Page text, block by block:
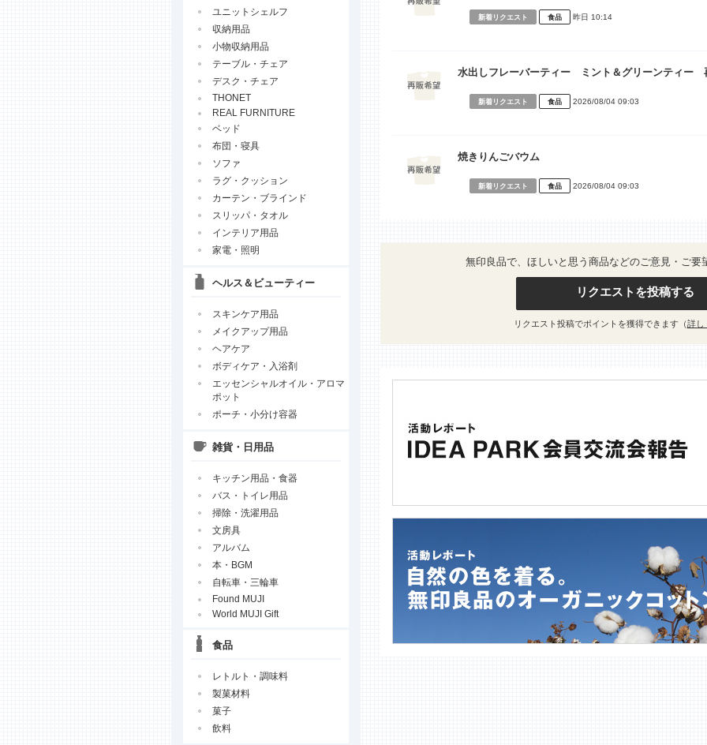
ユニットシェルフ
収納用品
小物収納用品
テーブル・チェア
デスク・チェア
THONET
REAL FURNITURE
ベッド
布団・寝具
ソファ
ラグ・クッション
カーテン・ブラインド
スリッパ・タオル
インテリア用品
家電・照明
ヘルス＆ビューティー
スキンケア用品
メイクアップ用品
ヘアケア
ボディケア・入浴剤
エッセンシャルオイル・アロマ
ポット
ポーチ・小分け容器
雑貨・日用品
キッチン用品・食器
バス・トイレ用品
掃除・洗濯用品
文房具
アルバム
本・BGM
自転車・三輪車
Found MUJI
World MUJI Gift
食品
レトルト・調味料
製菓材料
菓子
飲料
新着リクエスト 食品 昨日 10:14
水出しフレーバーティー ミント＆グリーンティー
新着リクエスト 食品 2026/08/04 09:03
焼きりんごバウム
新着リクエスト 食品 2026/08/04 09:03
無印良品で、ほしいと思う商品などのご意見・ご要
リクエストを投稿する
リクエスト投稿でポイントを獲得できます（詳し